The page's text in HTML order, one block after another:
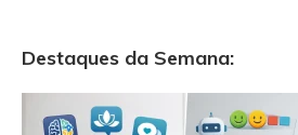
Destaques da Semana: